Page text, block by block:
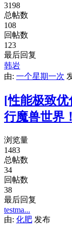
3198
总帖数
108
回帖数
123
最后回复
韩岩
由: 一个星期一次
[性能极致
行魔兽世界！
浏览量
1483
总帖数
34
回帖数
38
最后回复
testma...
由: 化肥 发布